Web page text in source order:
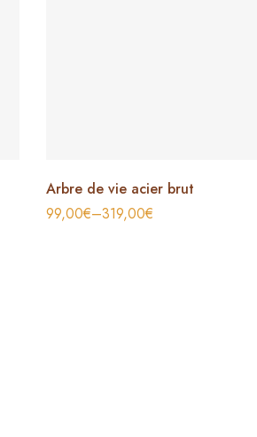
Arbre de vie acier brut
99,00€–319,00€